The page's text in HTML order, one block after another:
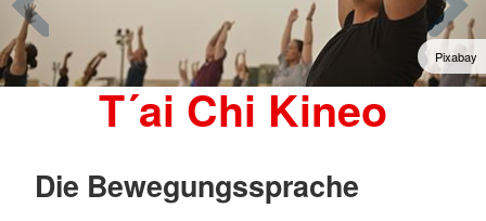
Pixabay
T´ai Chi Kineo
Die Bewegungssprache